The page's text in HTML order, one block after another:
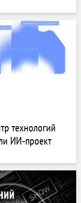
технологий
ИИ‑проект